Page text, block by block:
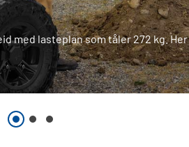
med lasteplan som tåler 272 kg.